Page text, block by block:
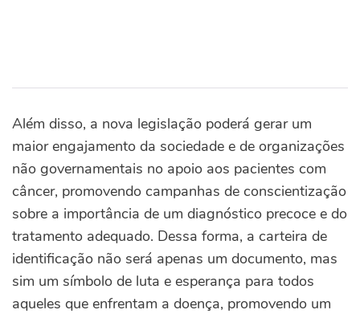
Além disso, a nova legislação poderá gerar um
maior engajamento da sociedade e de organizações
não governamentais no apoio aos pacientes com
câncer, promovendo campanhas de conscientização
sobre a importância de um diagnóstico precoce e do
tratamento adequado. Dessa forma, a carteira de
identificação não será apenas um documento, mas
sim um símbolo de luta e esperança para todos
aqueles que enfrentam a doença, promovendo um